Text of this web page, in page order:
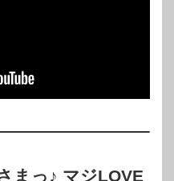
まっ♪ マジLOVE